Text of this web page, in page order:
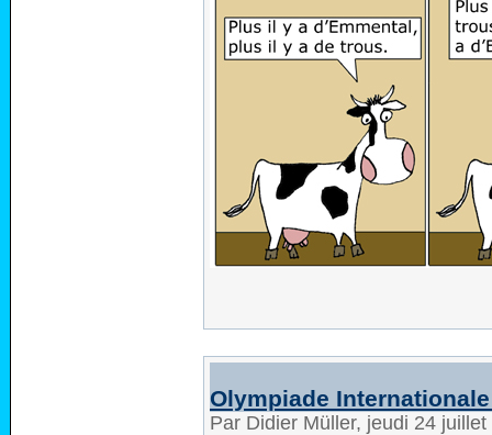
Olympiade
Par Didier Müller, jeudi 24